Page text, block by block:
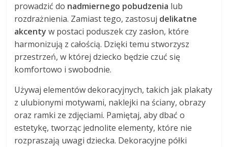
prowadzić do nadmiernego pobudzenia lub
rozdrażnienia. Zamiast tego, zastosuj delikatne
akcenty w postaci poduszek czy zasłon, które
harmonizują z całością. Dzięki temu stworzysz
przestrzeń, w której dziecko będzie czuć się
komfortowo i swobodnie.
Używaj elementów dekoracyjnych, takich jak plakaty
z ulubionymi motywami, naklejki na ściany, obrazy
oraz ramki ze zdjęciami. Pamiętaj, aby dbać o
estetykę, tworząc jednolite elementy, które nie
rozpraszają uwagi dziecka. Dekoracyjne półki